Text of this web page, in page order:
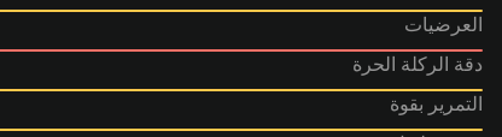
العرضيات
دقة الركلة الحرة
التمرير بقوة